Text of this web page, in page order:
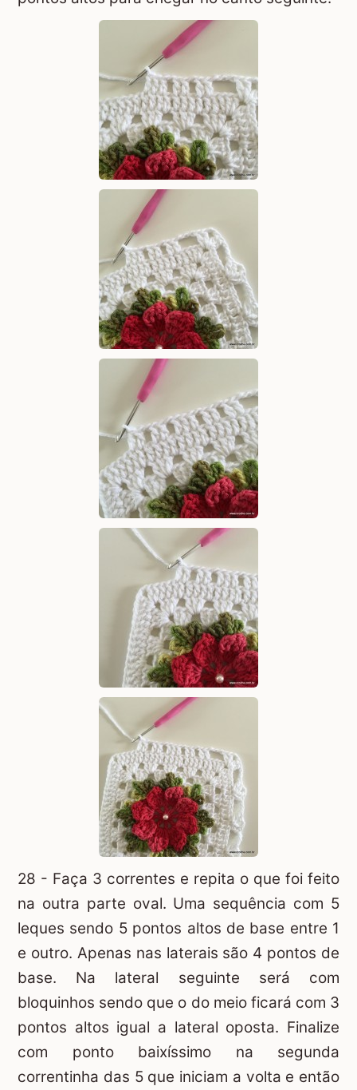
28 - Faça 3 correntes e repita o que foi feito
na outra parte oval. Uma sequência com 5
leques sendo 5 pontos altos de base entre 1
e outro. Apenas nas laterais são 4 pontos de
base. Na lateral seguinte será com
bloquinhos sendo que o do meio ficará com 3
pontos altos igual a lateral oposta. Finalize
com ponto baixíssimo na segunda
correntinha das 5 que iniciam a volta e então